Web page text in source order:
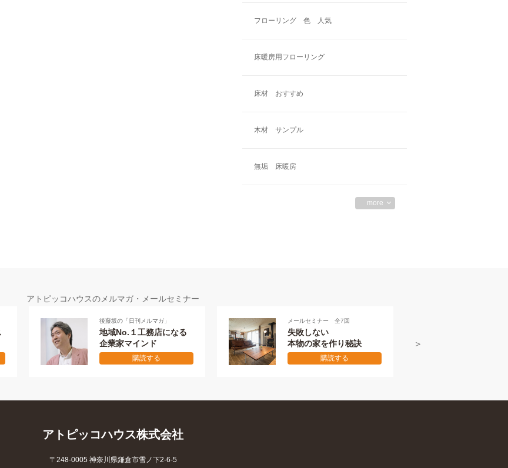
フローリング 色 人気
床暖房用フローリング
床材 おすすめ
木材 サンプル
無垢 床暖房
more
アトピッコハウスのメルマガ・メールセミナー
後藤坂の「日刊メルマガ」
地域No.１工務店になる
企業家マインド
購読する
メールセミナー 全7回
失敗しない
本物の家を作り秘訣
購読する
アトピッコハウス株式会社
〒248-0005 神奈川県鎌倉市雪ノ下2-6-5